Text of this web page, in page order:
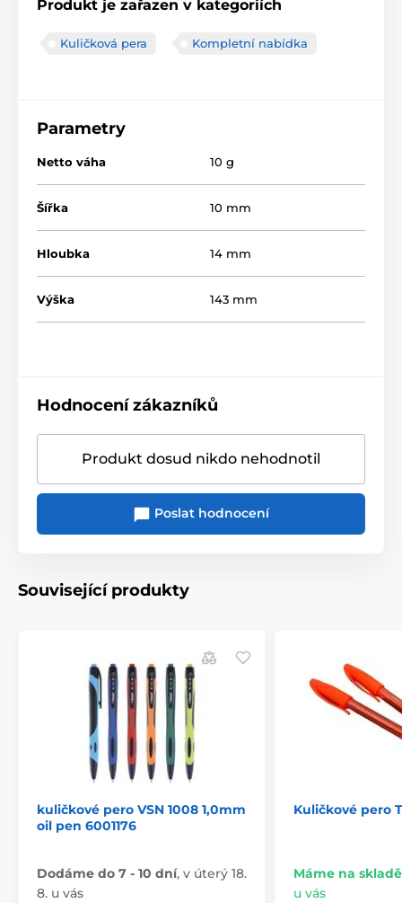
Produkt je zařazen v kategoriích
Kuličková pera Kompletní nabídka
Parametry
Netto váha 10 g
Šířka 10 mm
Hloubka 14 mm
Výška 143 mm
Hodnocení zákazníků
Produkt dosud nikdo nehodnotil
Poslat hodnocení
Související produkty
kuličkové pero VSN 1008 1,0mm
oil pen 6001176
Dodáme do 7 - 10 dní, v úterý 18.
8. u vás
Kuličkové pero
Máme na skladě
u vás